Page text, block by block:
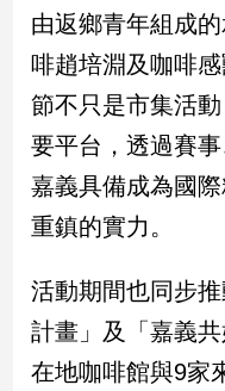
子/
情
藝
術
／
文
／
影
推
薦
科
由返鄉青年組成
啡趙培淵及咖啡
節不只是市集活
要平台，透過賽
嘉義具備成為國
重鎮的實力。
活動期間也同步
計畫」及「嘉義
在地咖啡館與9家